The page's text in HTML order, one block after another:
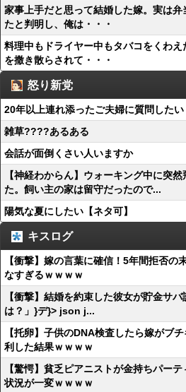
家事上手だと思って結婚した嫁。実は
たと判明し、俺は・・・
料理中もドライヤー中もタバコをくわ
を撒き散らされて・・・
怒り新党
20年以上連れ添ったご夫婦に質問したい
雑草????あるある
会話が面倒くさい人いますか
【神経わからん】ウォーキング中に突
た。飼い主の家は留守だったので...
陽気な夏にしたい【ネタ可】
キスログ
【衝撃】嫁の言葉に確信！5年間拒否の
なすぎるｗｗｗｗ
【衝撃】結婚を約束した彼女が貯金サ
は？」}デ}> json j...
【托卵】子供のDNA検査したら嫁がブ
利した結果ｗｗｗｗ
【驚愕】貧乏ピアニストが金持ちパー
状況が一変ｗｗｗｗ